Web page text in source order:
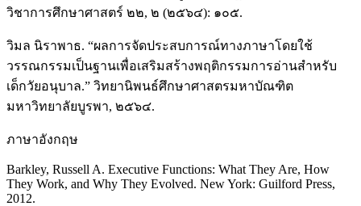
วิชาการศึกษาศาสตร์ ๒๒, ๒ (๒๕๖๔): ๑๐๕.
วิมล นิราพาธ. “ผลการจัดประสบการณ์ทางภาษาโดยใช้
วรรณกรรมเป็นฐานเพื่อเสริมสร้างพฤติกรรมการอ่านสำหรับ
เด็กวัยอนุบาล.” วิทยานิพนธ์ศึกษาศาสตรมหาบัณฑิต
มหาวิทยาลัยบูรพา, ๒๕๖๔.
ภาษาอังกฤษ
Barkley, Russell A. Executive Functions: What They Are, How
They Work, and Why They Evolved. New York: Guilford Press,
2012.